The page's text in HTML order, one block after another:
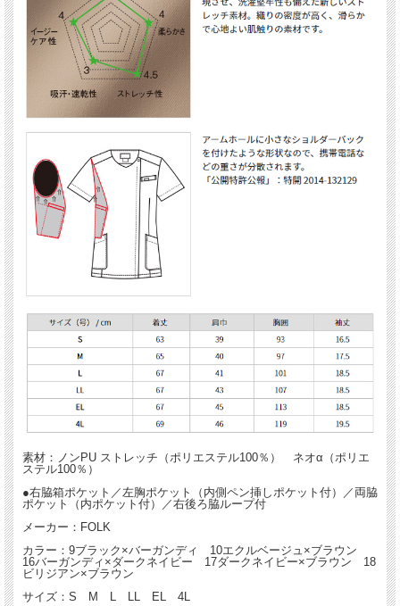
*コーディネイトにおすすめのパンツ
6014SC レディスパンツ
エレガントなラウンドネックが新鮮な、スレンダーシルエットでやわらかな印象の
ジップスクラブ。
二重の胸ポケットは内側はペン差し用に加工されているなど細やかなディティール
やハサミなどの収納に便利です。
女性に嬉しい脱着楽楽のジップタイプなので、メイクや髪の毛の崩れも脱ぎ着の時
に気になりません。
素材のノンPUストレッチは伸縮性に優れているので着用感も優れています。
素材：ノンPU ストレッチ（ポリエステル100％） ネオα（ポリエ
ステル100％）
●右脇箱ポケット／左胸ポケット（内側ペン挿しポケット付）／両脇
ポケット（内ポケット付）／右後ろ脇ループ付
メーカー：FOLK
カラー：9ブラック×バーガンディ 10エクルベージュ×ブラウン
16バーガンディ×ダークネイビー 17ダークネイビー×ブラウン 18
ビリジアン×ブラウン
サイズ：S M L LL EL 4L